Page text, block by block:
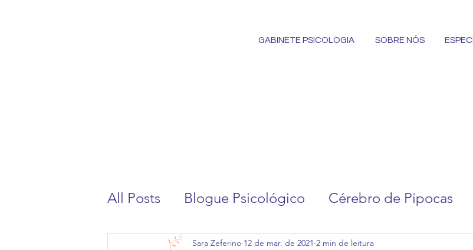
GABINETE PSICOLOGIA SOBRE NÓS
All Posts Blogue Psicológico Cérebro de Pipocas
Sara Zeferino 12 de mar. de 2021 2 min de leitura